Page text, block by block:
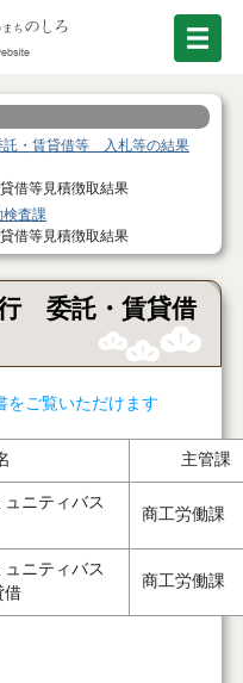
託・賃貸借等 入札等の結果
借等見積徴取結果
検査課
借等見積徴取結果
委託・賃貸借
をご覧いただけます
主管課
ニティバス
商工労働課
ニティバス
借
商工労働課